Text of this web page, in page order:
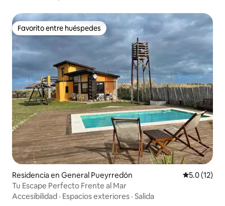
Favorito entre huéspedes
Favorito entre huéspedes
Residencia en General Pueyrredón Calificación
5.0 (12)
Tu Escape Perfecto Frente al Mar
Accesibilidad · Espacios exteriores · Salida